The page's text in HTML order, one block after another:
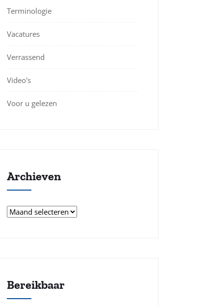
Terminologie
Vacatures
Verrassend
Video's
Voor u gelezen
Archieven
Archieven
Bereikbaar